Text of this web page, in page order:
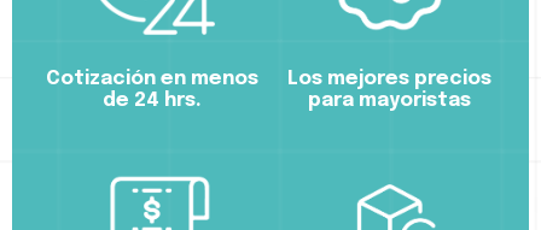
Cotización en menos
de 24 hrs.
Los mejores precios
para mayoristas